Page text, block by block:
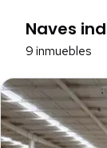
Naves
9 inmuebles